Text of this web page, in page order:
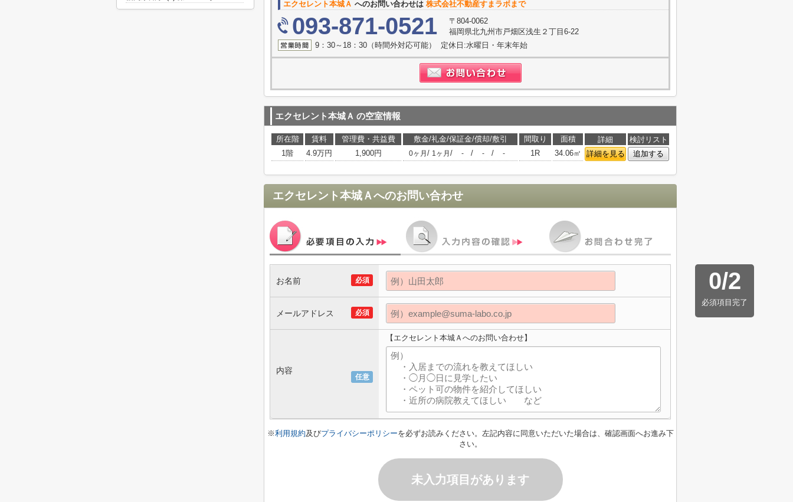
エクセレント本城Ａ へのお問い合わせは 株式会社不動産すまラボまで
093-871-0521
〒804-0062
福岡県北九州市戸畑区浅生２丁目6-22
9：30～18：30（時間外対応可能） 定休日:水曜日・年末年始
エクセレント本城Ａ の空室情報
所在階 賃料 管理費・共益費 敷金/礼金/保証金/償却/敷引 間取り 面積 詳細
検討リスト
1階
4.9万円 1,900円 0ヶ月 / 1ヶ月 / - / - / - 1R 34.06㎡ 詳細を見る 追加する
エクセレント本城Ａへのお問い合わせ
0/2
必須項目完了
必須
お名前
必須
メールアドレス
任意
内容
【エクセレント本城Ａへのお問い合わせ】
※利用規約及びプライバシーポリシーを必ずお読みください。左記内容に同意いただいた場合は、確認画面へお進み下
さい。
未入力項目があります